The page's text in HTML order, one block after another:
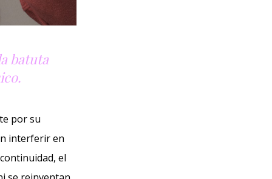
batuta
por su
interferir en
el